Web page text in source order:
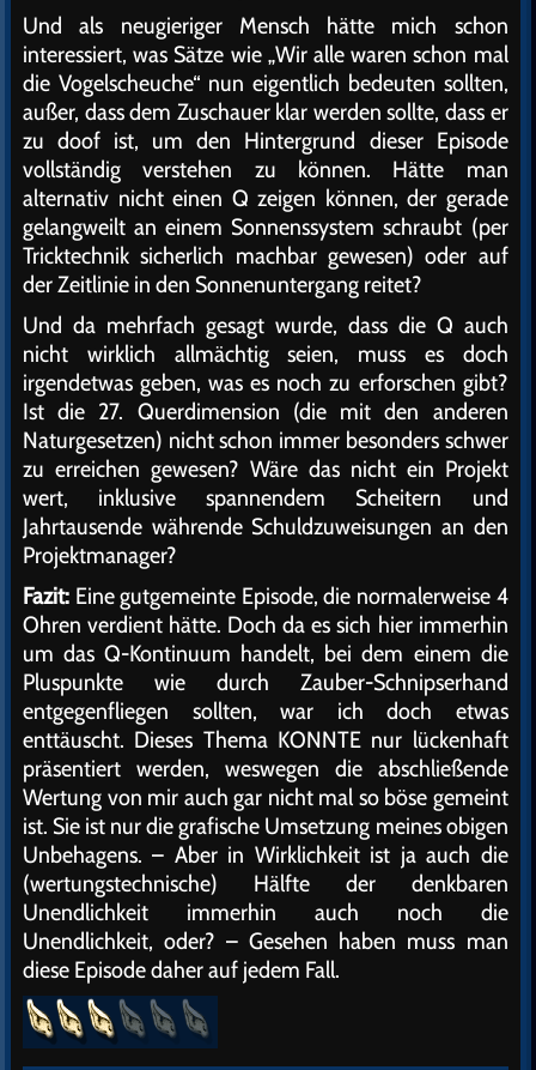
Und als neugieriger Mensch hätte mich schon
interessiert, was Sätze wie „Wir alle waren schon mal
die Vogelscheuche“ nun eigentlich bedeuten sollten,
außer, dass dem Zuschauer klar werden sollte, dass er
zu doof ist, um den Hintergrund dieser Episode
vollständig verstehen zu können. Hätte man
alternativ nicht einen Q zeigen können, der gerade
gelangweilt an einem Sonnenssystem schraubt (per
Tricktechnik sicherlich machbar gewesen) oder auf
der Zeitlinie in den Sonnenuntergang reitet?
Und da mehrfach gesagt wurde, dass die Q auch
nicht wirklich allmächtig seien, muss es doch
irgendetwas geben, was es noch zu erforschen gibt?
Ist die 27. Querdimension (die mit den anderen
Naturgesetzen) nicht schon immer besonders schwer
zu erreichen gewesen? Wäre das nicht ein Projekt
wert, inklusive spannendem Scheitern und
Jahrtausende währende Schuldzuweisungen an den
Projektmanager?
Fazit: Eine gutgemeinte Episode, die normalerweise 4
Ohren verdient hätte. Doch da es sich hier immerhin
um das Q-Kontinuum handelt, bei dem einem die
Pluspunkte wie durch Zauber-Schnipserhand
entgegenfliegen sollten, war ich doch etwas
enttäuscht. Dieses Thema KONNTE nur lückenhaft
präsentiert werden, weswegen die abschließende
Wertung von mir auch gar nicht mal so böse gemeint
ist. Sie ist nur die grafische Umsetzung meines obigen
Unbehagens. – Aber in Wirklichkeit ist ja auch die
(wertungstechnische) Hälfte der denkbaren
Unendlichkeit immerhin auch noch die
Unendlichkeit, oder? – Gesehen haben muss man
diese Episode daher auf jedem Fall.